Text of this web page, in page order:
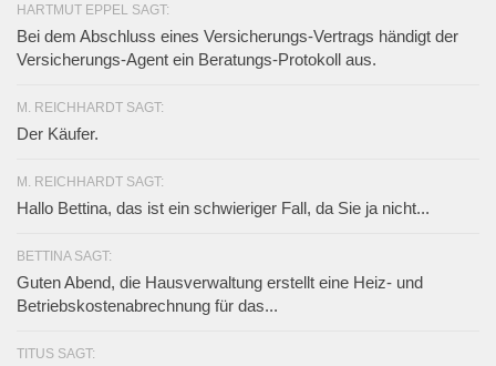
HARTMUT EPPEL SAGT:
Bei dem Abschluss eines Versicherungs-Vertrags händigt der
Versicherungs-Agent ein Beratungs-Protokoll aus.
M. REICHHARDT SAGT:
Der Käufer.
M. REICHHARDT SAGT:
Hallo Bettina, das ist ein schwieriger Fall, da Sie ja nicht...
BETTINA SAGT:
Guten Abend, die Hausverwaltung erstellt eine Heiz- und
Betriebskostenabrechnung für das...
TITUS SAGT: